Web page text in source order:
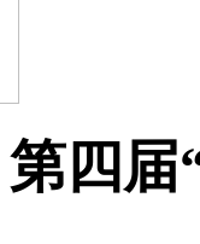
第四